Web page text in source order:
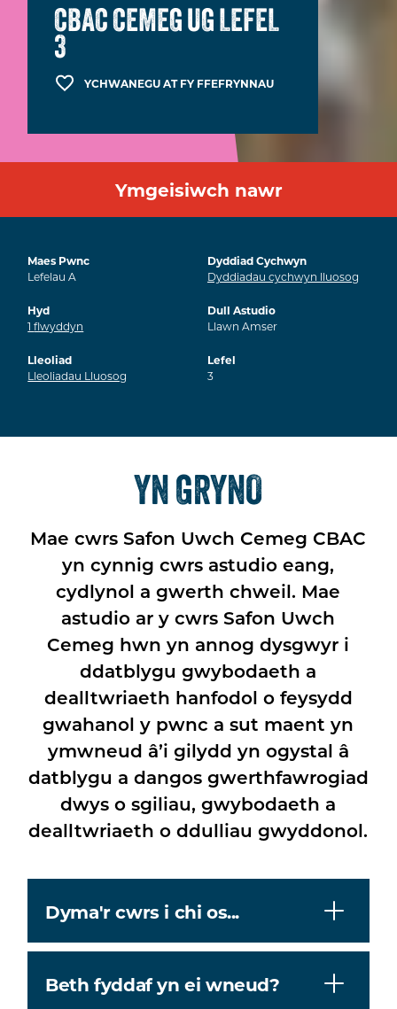
CBAC CEMEG UG LEFEL
3
YCHWANEGU AT FY FFEFRYNNAU
Ymgeisiwch nawr
Maes Pwnc
Lefelau A
Dyddiad Cychwyn
Dyddiadau cychwyn lluosog
Hyd
1flwyddyn
Dull Astudio
Llawn Amser
Lleoliad
Lleoliadau Lluosog
Lefel
3
YN GRYNO
Mae cwrs Safon Uwch Cemeg CBAC
yn cynnig cwrs astudio eang,
cydlynol a gwerth chweil. Mae
astudio ar y cwrs Safon Uwch
Cemeg hwn yn annog dysgwyr i
ddatblygu gwybodaeth a
dealltwriaeth hanfodol o feysydd
gwahanol y pwnc a sut maent yn
ymwneud â’i gilydd yn ogystal â
datblygu a dangos gwerthfawrogiad
dwys o sgiliau, gwybodaeth a
dealltwriaeth o ddulliau gwyddonol.
Dyma'r cwrs i chi os...
Beth fyddaf yn ei wneud?